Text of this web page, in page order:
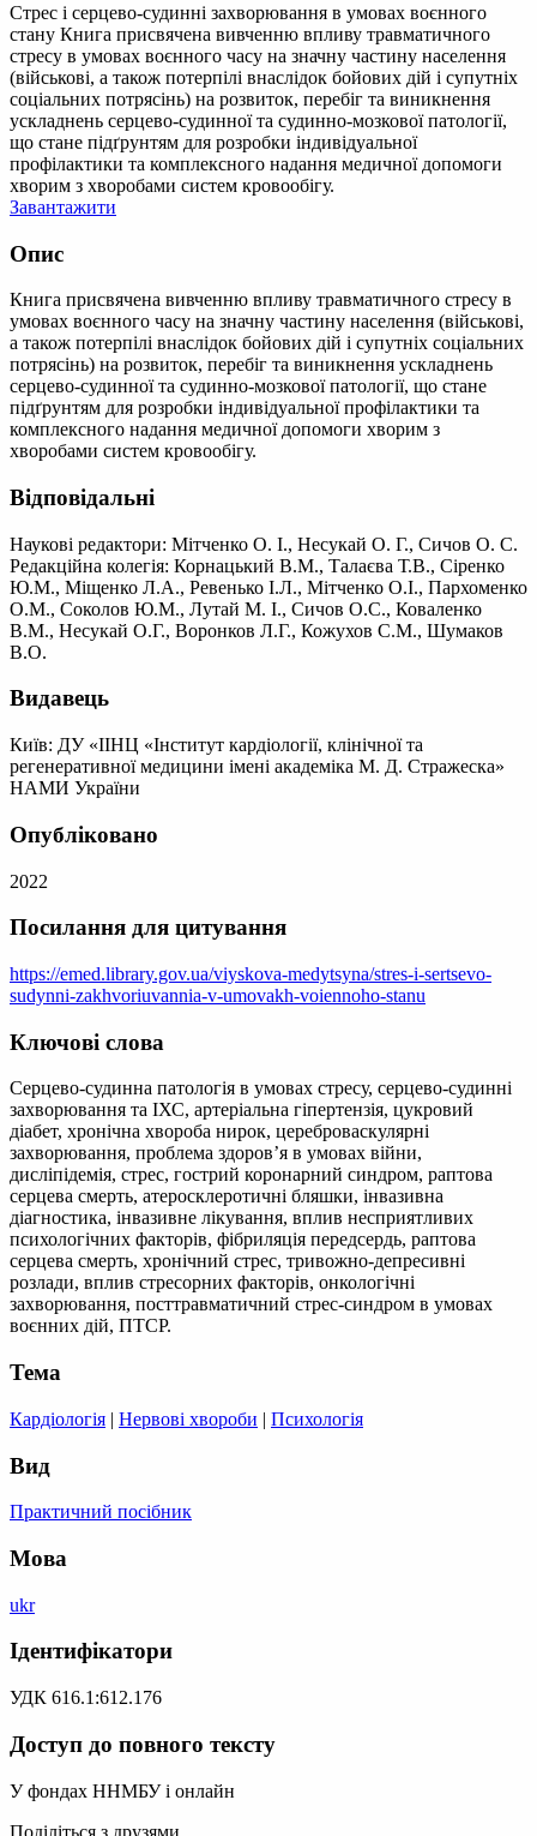
Стрес і серцево-судинні захворювання в умовах воєнного
стану Книга присвячена вивченню впливу травматичного
стресу в умовах воєнного часу на значну частину населення
(військові, а також потерпілі внаслідок бойових дій і супутніх
соціальних потрясінь) на розвиток, перебіг та виникнення
ускладнень серцево-судинної та судинно-мозкової патології,
що стане підґрунтям для розробки індивідуальної
профілактики та комплексного надання медичної допомоги
хворим з хворобами систем кровообігу.
Завантажити
Опис
Книга присвячена вивченню впливу травматичного стресу в
умовах воєнного часу на значну частину населення (військові,
а також потерпілі внаслідок бойових дій і супутніх соціальних
потрясінь) на розвиток, перебіг та виникнення ускладнень
серцево-судинної та судинно-мозкової патології, що стане
підґрунтям для розробки індивідуальної профілактики та
комплексного надання медичної допомоги хворим з
хворобами систем кровообігу.
Відповідальні
Наукові редактори: Мітченко О. І., Несукай О. Г., Сичов О. С.
Редакційна колегія: Корнацький В.М., Талаєва Т.В., Сіренко
Ю.М., Міщенко Л.А., Ревенько І.Л., Мітченко О.І., Пархоменко
О.М., Соколов Ю.М., Лутай М. І., Сичов О.С., Коваленко
В.М., Несукай О.Г., Воронков Л.Г., Кожухов С.М., Шумаков
В.О.
Видавець
Київ: ДУ «ІІНЦ «Інститут кардіології, клінічної та
регенеративної медицини імені академіка М. Д. Стражеска»
НАМИ України
Опубліковано
2022
Посилання для цитування
https://emed.library.gov.ua/viyskova-medytsyna/stres-i-sertsevo-
sudynni-zakhvoriuvannia-v-umovakh-voiennoho-stanu
Ключові слова
Серцево-судинна патологія в умовах стресу, серцево-судинні
захворювання та ІХС, артеріальна гіпертензія, цукровий
діабет, хронічна хвороба нирок, цереброваскулярні
захворювання, проблема здоров’я в умовах війни,
дисліпідемія, стрес, гострий коронарний синдром, раптова
серцева смерть, атеросклеротичні бляшки, інвазивна
діагностика, інвазивне лікування, вплив несприятливих
психологічних факторів, фібриляція передсердь, раптова
серцева смерть, хронічний стрес, тривожно-депресивні
розлади, вплив стресорних факторів, онкологічні
захворювання, посттравматичний стрес-синдром в умовах
воєнних дій, ПТСР.
Тема
Кардіологія | Нервові хвороби | Психологія
Вид
Практичний посібник
Мова
ukr
Ідентифікатори
УДК 616.1:612.176
Доступ до повного тексту
У фондах ННМБУ і онлайн
Поділіться з друзями